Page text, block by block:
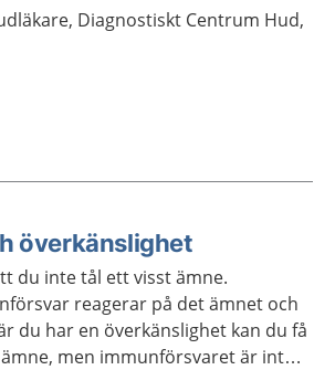
Diagnostiskt Centrum Hud,
överkänslighet
du inte tål ett visst ämne.
reagerar på det ämnet och
du har en överkänslighet kan du få